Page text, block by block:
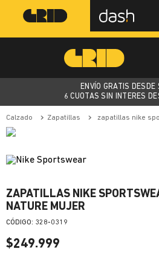
ENVÍO GRATIS DESDE
6 CUOTAS SIN INTERES
calzado zapatillas zapatillas nike
ZAPATILLAS NIKE
NATURE MUJER
: 328-0319
$249.999